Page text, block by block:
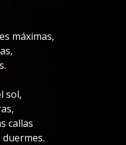
máximas,
sol,
callas